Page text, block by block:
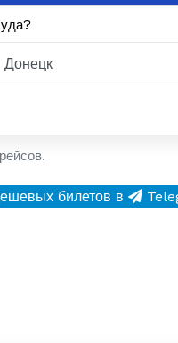
билетов в